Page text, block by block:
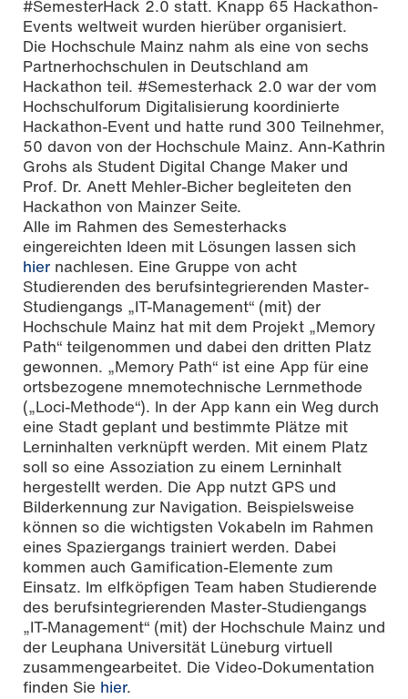
#SemesterHack 2.0 statt. Knapp 65 Hackathon-
Events weltweit wurden hierüber organisiert.
Die Hochschule Mainz nahm als eine von sechs
Partnerhochschulen in Deutschland am
Hackathon teil. #Semesterhack 2.0 war der vom
Hochschulforum Digitalisierung koordinierte
Hackathon-Event und hatte rund 300 Teilnehmer,
50 davon von der Hochschule Mainz. Ann-Kathrin
Grohs als Student Digital Change Maker und
Prof. Dr. Anett Mehler-Bicher begleiteten den
Hackathon von Mainzer Seite.
Alle im Rahmen des Semesterhacks
eingereichten Ideen mit Lösungen lassen sich
hier nachlesen. Eine Gruppe von acht
Studierenden des berufsintegrierenden Master-
Studiengangs „IT-Management“ (mit) der
Hochschule Mainz hat mit dem Projekt „Memory
Path“ teilgenommen und dabei den dritten Platz
gewonnen. „Memory Path“ ist eine App für eine
ortsbezogene mnemotechnische Lernmethode
(„Loci-Methode“). In der App kann ein Weg durch
eine Stadt geplant und bestimmte Plätze mit
Lerninhalten verknüpft werden. Mit einem Platz
soll so eine Assoziation zu einem Lerninhalt
hergestellt werden. Die App nutzt GPS und
Bilderkennung zur Navigation. Beispielsweise
können so die wichtigsten Vokabeln im Rahmen
eines Spaziergangs trainiert werden. Dabei
kommen auch Gamification-Elemente zum
Einsatz. Im elfköpfigen Team haben Studierende
des berufsintegrierenden Master-Studiengangs
„IT-Management“ (mit) der Hochschule Mainz und
der Leuphana Universität Lüneburg virtuell
zusammengearbeitet. Die Video-Dokumentation
finden Sie hier.